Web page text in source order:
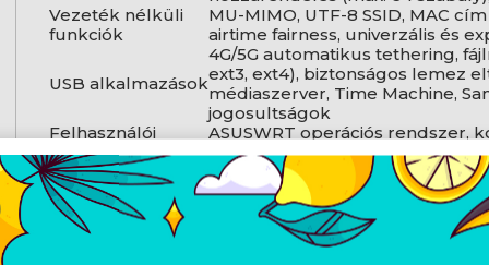
Vezeték nélküli
funkciók
MU-MIMO, UTF-8 SSID, MAC
airtime fairness, univerzális és
USB alkalmazások
4G/5G automatikus tethering,
ext3, ext4), biztonságos lemez
médiaszerver, Time Machine,
jogosultságok
Felhasználói
felület
ASUSWRT operációs rendszer,
eszközök, visszajelző rendszer,
Technikai adatok